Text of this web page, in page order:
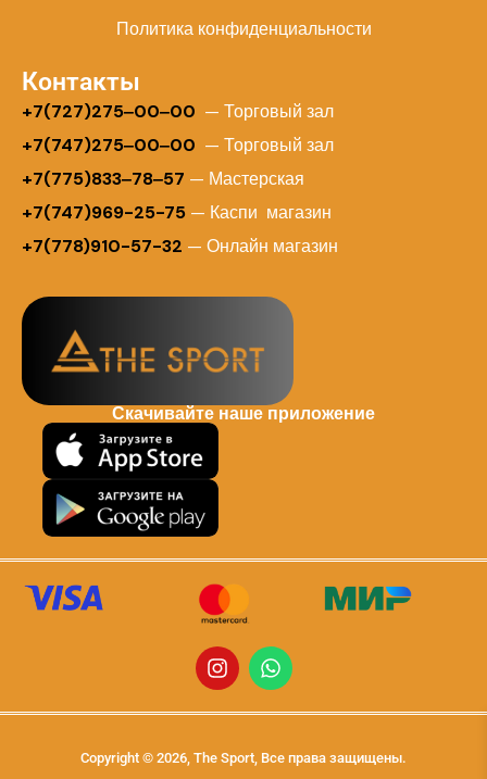
Политика конфиденциальности
Контакты
+7(727)275‒00‒00 — Торговый зал
+7(747)275‒00‒00 — Торговый зал
+7(775)833‒78‒57 — Мастерская
+7(747)969-25-75 — Каспи магазин
+7(778)910-57-32 — Онлайн магазин
Скачивайте наше приложение
Copyright © 2026, The Sport, Все права защищены.